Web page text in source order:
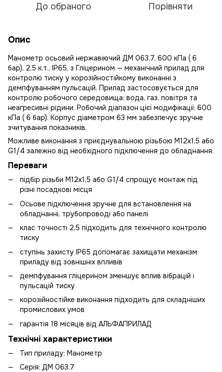
До обраного Порівняти
Опис
Манометр осьовий нержавіючий ДМ 063.7, 600 кПа ( 6
бар), 2,5 к.т., IP65, з Гліцерином — механічний прилад для
контролю тиску у корозійностійкому виконанні з
демпфуванням пульсацій. Прилад застосовується для
контролю робочого середовища: вода, газ, повітря та
неагресивні рідини. Робочий діапазон цієї модифікації: 600
кПа ( 6 бар). Корпус діаметром 63 мм забезпечує зручне
зчитування показників.
Можливе виконання з приєднувальною різьбою М12х1,5 або
G1/4 залежно від необхідного підключення до обладнання.
Переваги
підбір різьби М12х1,5 або G1/4 спрощує монтаж під
різні посадкові місця
Осьове підключення зручне для встановлення на
обладнанні, трубопроводі або панелі
клас точності 2,5 підходить для технічного контролю
тиску
ступінь захисту IP65 допомагає захищати механізм
приладу від зовнішніх впливів
демпфування гліцерином зменшує вплив вібрацій і
пульсацій тиску
корозійностійке виконання підходить для складніших
промислових умов
гарантія 18 місяців від АЛЬФАПРИЛАД
Технічні характеристики
Тип приладу: Манометр
Серія: ДМ 063.7